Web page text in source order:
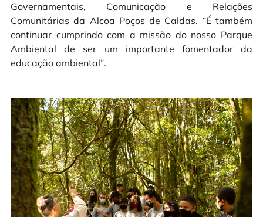
Governamentais, Comunicação e Relações
Comunitárias da Alcoa Poços de Caldas. “É também
continuar cumprindo com a missão do nosso Parque
Ambiental de ser um importante fomentador da
educação ambiental”.